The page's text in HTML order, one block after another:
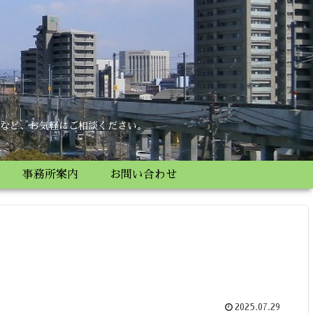
ど、お気軽にご相談ください。
事務所案内 お問い合わせ
2025.07.29